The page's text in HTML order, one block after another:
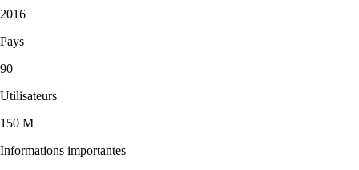
2016
Pays
90
Utilisateurs
150 M
Informations importantes